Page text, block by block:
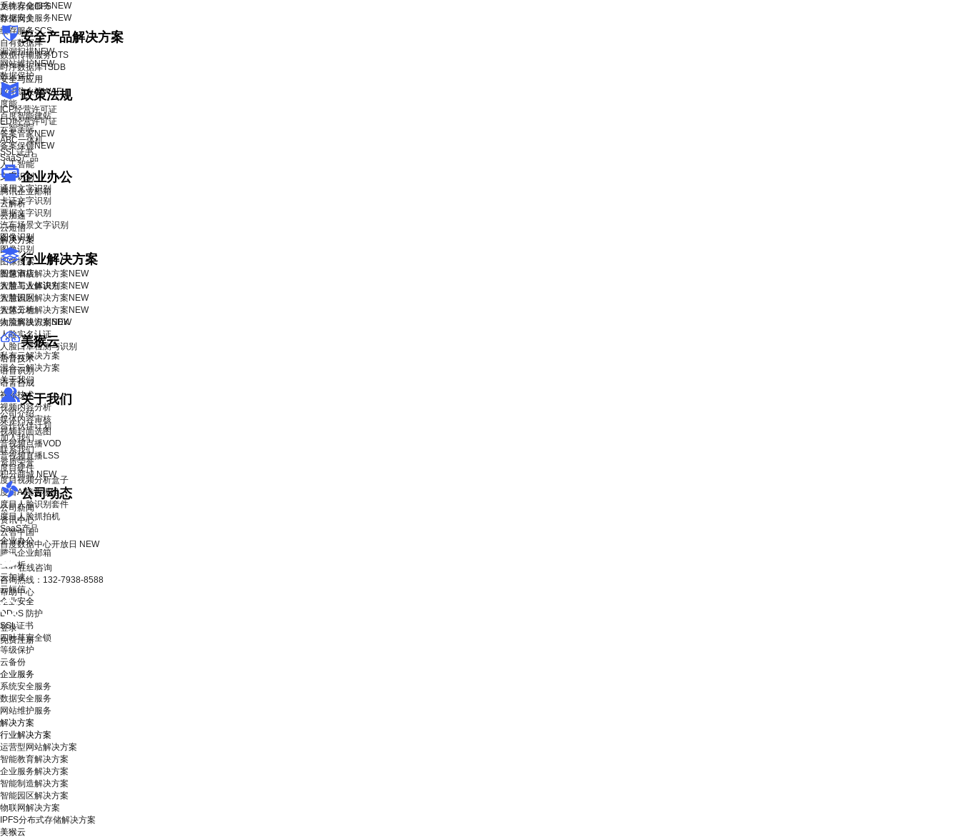
系统安全服务NEW
数据安全服务 NEW
安全产品解决方案
漏洞扫描NEW
网站维护NEW
数据保护
政策法规
ICP经营许可证
EDI经营许可证
备案管家NEW
备案保镖NEW
SaaS产品
企业办公
腾讯企业邮箱
云解析
云加速
云短信
解决方案
行业解决方案
智慧酒店解决方案 NEW
智慧工业解决方案 NEW
智慧园区解决方案 NEW
智慧工地解决方案 NEW
物流解决方案NEW
美猴云
私有云解决方案
混合云解决方案
关于我们
关于我们
公司介绍
合作伙伴计划
加入我们
联系我们
资质荣誉
积分商城 NEW
公司动态
公司新闻
资讯中心
云智中国
百度数据中心开放日 NEW
在线咨询
咨询热线：132-7938-8588
帮助中心
登录
免费注册
文件存储CFS
存储网关
缓存服务SCS
自有数据库
数据传输服务DTS
时序数据库TSDB
安全与应用
应用防火墙WAF
度能
百度智能建站
云智学院
ABC一体机
SSL证书
人工智能
文字识别
通用文字识别
卡证文字识别
票据文字识别
汽车场景文字识别
图像识别
图像识别
图像搜索
图像审核
人脸与人体识别
人脸识别
人体分析
人脸离线识别SDK
人脸实名认证
人脸口罩检测与识别
语音技术
语音识别
语音合成
视频技术
视频内容分析
媒体内容审核
视频封面选图
音视频点播VOD
音视频直播LSS
度目硬件
度目视频分析盒子
度目AI镜头模组
度目人脸识别套件
度目人脸抓拍机
SaaS产品
企业办公
腾讯企业邮箱
云解析
云加速
云短信
企业安全
DDoS 防护
SSL证书
四叶草安全锁
等级保护
云备份
企业服务
系统安全服务
数据安全服务
网站维护服务
解决方案
行业解决方案
运营型网站解决方案
智能教育解决方案
企业服务解决方案
智能制造解决方案
智能园区解决方案
物联网解决方案
IPFS分布式存储解决方案
美猴云